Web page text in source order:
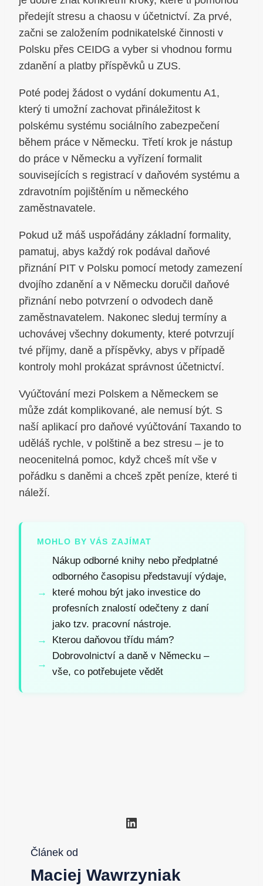
předejít stresu a chaosu v účetnictví. Za prvé,
začni se založením podnikatelské činnosti v
Polsku přes CEIDG a vyber si vhodnou formu
zdanění a platby příspěvků u ZUS.
Poté podej žádost o vydání dokumentu A1,
který ti umožní zachovat přináležitost k
polskému systému sociálního zabezpečení
během práce v Německu. Třetí krok je nástup
do práce v Německu a vyřízení formalit
souvisejících s registrací v daňovém systému a
zdravotním pojištěním u německého
zaměstnavatele.
Pokud už máš uspořádány základní formality,
pamatuj, abys každý rok podával daňové
přiznání PIT v Polsku pomocí metody zamezení
dvojího zdanění a v Německu doručil daňové
přiznání nebo potvrzení o odvodech daně
zaměstnavatelem. Nakonec sleduj termíny a
uchovávej všechny dokumenty, které potvrzují
tvé příjmy, daně a příspěvky, abys v případě
kontroly mohl prokázat správnost účetnictví.
Vyúčtování mezi Polskem a Německem se
může zdát komplikované, ale nemusí být. S
naší aplikací pro daňové vyúčtování Taxando to
uděláš rychle, v polštině a bez stresu – je to
neocenitelná pomoc, když chceš mít vše v
pořádku s daněmi a chceš zpět peníze, které ti
náleží.
MOHLO BY VÁS ZAJÍMAT
Nákup odborné knihy nebo předplatné
odborného časopisu představují výdaje,
které mohou být jako investice do
profesních znalostí odečteny z daní
jako tzv. pracovní nástroje.
Kterou daňovou třídu mám?
Dobrovolnictví a daně v Německu –
vše, co potřebujete vědět
LinkedIn
Článek od
Maciej Wawrzyniak